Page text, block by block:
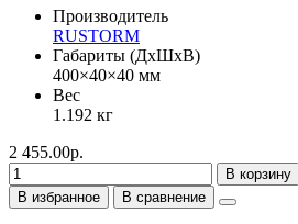
Производитель
RUSTORM
Габариты (ДхШхВ)
400×40×40 мм
Вес
1.192 кг
2 455.00р.
В корзину
В избранное
В сравнение